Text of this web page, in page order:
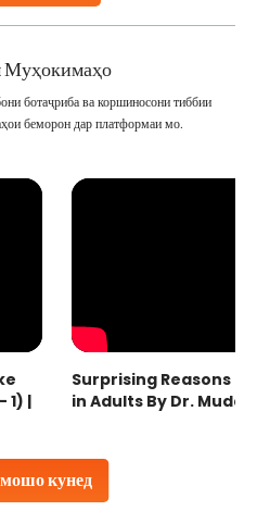
Муҳокимаҳо
кунед
ботаҷриба ва коршиносони тиббии
беморон дар платформаи мо.
1) |
Surprising Reasons
in Adults By Dr.